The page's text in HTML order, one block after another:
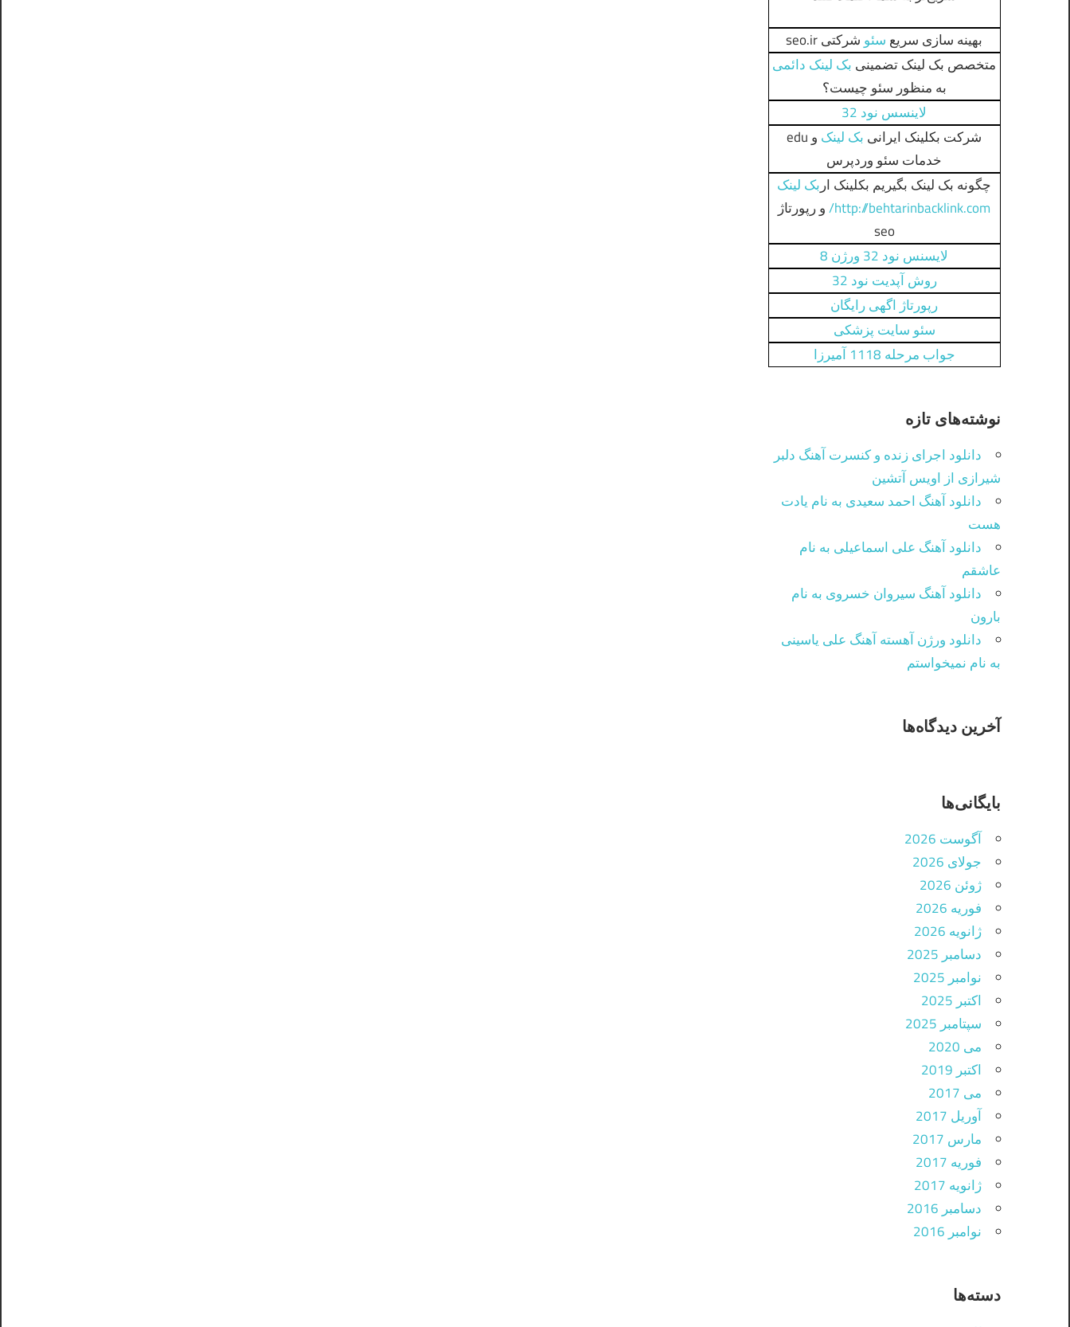
بهینه سازی سریع سئو شرکتی seo.ir
متخصص بک لینک تضمینی بک لینک دائمی
به منظور سئو چیست؟
لاینسس نود 32
شرکت بکلینک ایرانی بک لینک
و edu
خدمات سئو وردپرس
چگونه بک لینک بگیریم بکلینک اربک لینک
http://behtarinbacklink.com/ و رپورتاژ
seo
لایسنس نود 32 ورژن 8
روش آپدیت نود 32
رپورتاژ اگهی رایگان
سئو سایت پزشکی
جواب مرحله 1118 آمیرزا
نوشته‌های تازه
دانلود اجرای زنده و کنسرت آهنگ دلبر
شیرازی از اویس آتشین
دانلود آهنگ احمد سعیدی به نام یادت
هست
دانلود آهنگ علی اسماعیلی به نام
عاشقم
دانلود آهنگ سیروان خسروی به نام
بارون
دانلود ورژن آهسته آهنگ علی یاسینی
به نام نمیخواستم
آخرین دیدگاه‌ها
بایگانی‌ها
آگوست 2026
جولای 2026
ژوئن 2026
فوریه 2026
ژانویه 2026
دسامبر 2025
نوامبر 2025
اکتبر 2025
سپتامبر 2025
می 2020
اکتبر 2019
می 2017
آوریل 2017
مارس 2017
فوریه 2017
ژانویه 2017
دسامبر 2016
نوامبر 2016
دسته‌ها